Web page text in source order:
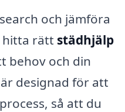
och jämföra
hitta rätt städhjälp
behov och din
designad för att
så att du